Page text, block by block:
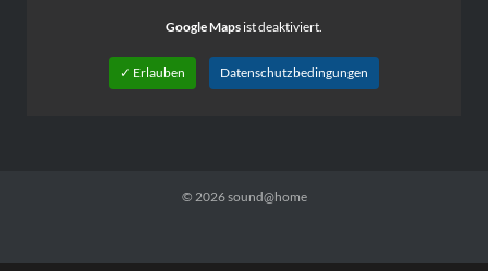
Google Maps ist deaktiviert.
✓ Erlauben Datenschutzbedingungen
© 2026sound@home